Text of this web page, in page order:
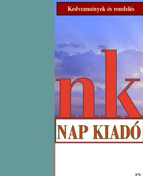
Kedvezmények és rendelés